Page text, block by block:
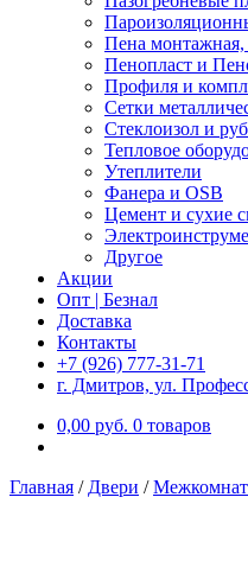
Пена
Пенопласт и
Профиля и
Сетки
Стеклоизол и
Тепловое
Утеплители
Фанера и OSB
Цемент и сухие
Другое
Акции
Опт | Безнал
Доставка
Контакты
+7 (926) 777-31-71
г. Дмитров, ул.
0,00 руб. 0 товаров
Главная / Двери /